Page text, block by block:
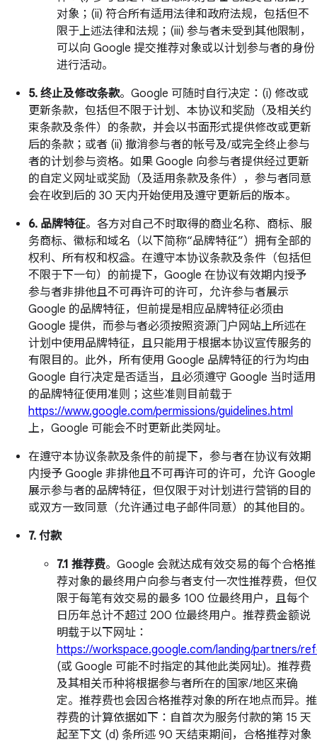
对象；(ii) 符合所有适用法律和政府法规，包括但不
限于上述法律和法规；(iii) 参与者未受到其他限制，
可以向 Google 提交推荐对象或以计划参与者的身份
进行活动。
5. 终止及修改条款。Google 可随时自行决定：(i) 修改或
更新条款，包括但不限于计划、本协议和奖励（及相关约
束条款及条件）的条款，并会以书面形式提供修改或更新
后的条款；或者 (ii) 撤消参与者的帐号及/或完全终止参与
者的计划参与资格。如果 Google 向参与者提供经过更新
的自定义网址或奖励（及适用条款及条件），参与者同意
会在收到后的 30 天内开始使用及遵守更新后的版本。
6. 品牌特征。各方对自己不时取得的商业名称、商标、服
务商标、徽标和域名（以下简称“品牌特征”）拥有全部的
权利、所有权和权益。在遵守本协议条款及条件（包括但
不限于下一句）的前提下，Google 在协议有效期内授予
参与者非排他且不可再许可的许可，允许参与者展示
Google 的品牌特征，但前提是相应品牌特征必须由
Google 提供，而参与者必须按照资源门户网站上所述在
计划中使用品牌特征，且只能用于根据本协议宣传服务的
有限目的。此外，所有使用 Google 品牌特征的行为均由
Google 自行决定是否适当，且必须遵守 Google 当时适用
的品牌特征使用准则；这些准则目前载于
https://www.google.com/permissions/guidelines.html
上，Google 可能会不时更新此类网址。
在遵守本协议条款及条件的前提下，参与者在协议有效期
内授予 Google 非排他且不可再许可的许可，允许 Google
展示参与者的品牌特征，但仅限于对计划进行营销的目的
或双方一致同意（允许通过电子邮件同意）的其他目的。
7. 付款
7.1 推荐费。Google 会就达成有效交易的每个合格推
荐对象的最终用户向参与者支付一次性推荐费，但仅
限于每笔有效交易的最多 100 位最终用户，且每个
日历年总计不超过 200 位最终用户。推荐费金额说
明载于以下网址：
https://workspace.google.com/landing/partners/
(或 Google 可能不时指定的其他此类网址)。推荐费
及其相关币种将根据参与者所在的国家/地区来确
定。推荐费也会因合格推荐对象的所在地点而异。推
荐费的计算依据如下：自首次为服务付款的第 15 天
起至下文 (d) 条所述 90 天结束期间，合格推荐对象